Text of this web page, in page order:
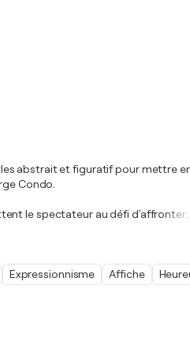
abstrait et figuratif pour mettre
Condo.
le spectateur au défi d'affronter…
Expressionnisme Affiche